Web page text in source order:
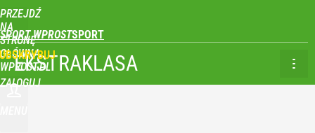
PRZEJDŹ
NA
STRONĘ
GŁÓWNĄ
WPROST.PL
SPORT WPROST
ZALOGUJ
EKSTRAKLASA